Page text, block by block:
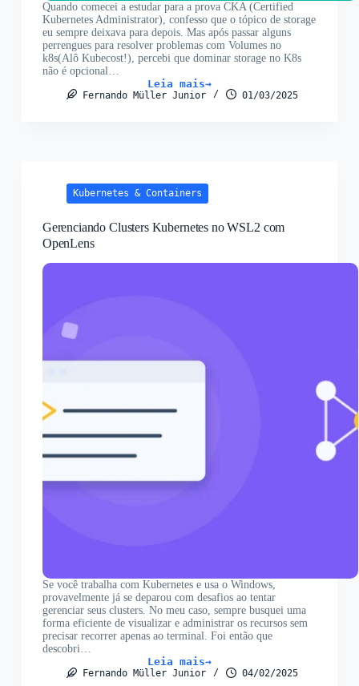
Quando comecei a estudar para a prova CKA (Certified
Kubernetes Administrator), confesso que o tópico de storage
eu sempre deixava para depois. Mas após passar alguns
perrengues para resolver problemas com Volumes no
k8s(Alô Kubecost!), percebi que dominar storage no K8s
não é opcional…
Leia mais
Storage
no
CKA
Fernando Müller Junior 01/03/2025
Kubernetes & Containers
Gerenciando Clusters Kubernetes no WSL2 com
OpenLens
Se você trabalha com Kubernetes e usa o Windows,
provavelmente já se deparou com desafios ao tentar
gerenciar seus clusters. No meu caso, sempre busquei uma
forma eficiente de visualizar e administrar os recursos sem
precisar recorrer apenas ao terminal. Foi então que
descobri…
Leia maisGerenciando
Clusters
Fernando Müller Junior 04/02/2025